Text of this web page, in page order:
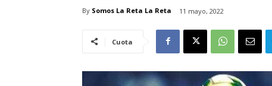
By Somos La Reta La Reta 11 mayo, 2022
Cuota